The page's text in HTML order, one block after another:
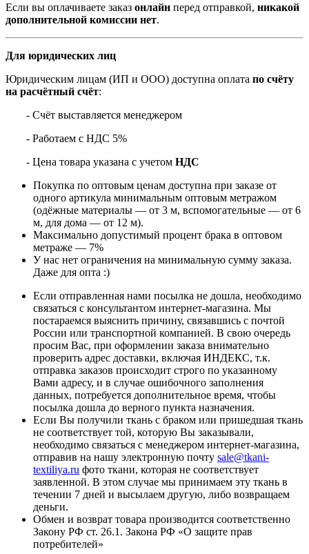
Если вы оплачиваете заказ онлайн перед отправкой, никакой
дополнительной комиссии нет.
Для юридических лиц
Юридическим лицам (ИП и ООО) доступна оплата по счёту
на расчётный счёт:
- Счёт выставляется менеджером
- Работаем с НДС 5%
- Цена товара указана с учетом НДС
Покупка по оптовым ценам доступна при заказе от
одного артикула минимальным оптовым метражом
(одёжные материалы — от 3 м, вспомогательные — от 6
м, для дома — от 12 м).
Максимально допустимый процент брака в оптовом
метраже — 7%
У нас нет ограничения на минимальную сумму заказа.
Даже для опта :)
Если отправленная нами посылка не дошла, необходимо
связаться с консультантом интернет-магазина. Мы
постараемся выяснить причину, связавшись с почтой
России или транспортной компанией. В свою очередь
просим Вас, при оформлении заказа внимательно
проверить адрес доставки, включая ИНДЕКС, т.к.
отправка заказов происходит строго по указанному
Вами адресу, и в случае ошибочного заполнения
данных, потребуется дополнительное время, чтобы
посылка дошла до верного пункта назначения.
Если Вы получили ткань с браком или пришедшая ткань
не соответствует той, которую Вы заказывали,
необходимо связаться с менеджером интернет-магазина,
отправив на нашу электронную почту sale@tkani-
textiliya.ru фото ткани, которая не соответствует
заявленной. В этом случае мы принимаем эту ткань в
течении 7 дней и высылаем другую, либо возвращаем
деньги.
Обмен и возврат товара производится соответственно
Закону РФ ст. 26.1. Закона РФ «О защите прав
потребителей»